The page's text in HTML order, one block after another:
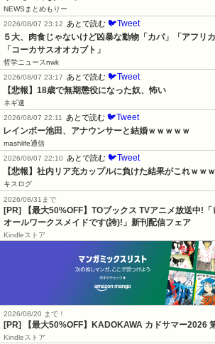
NEWSまとめもりー
2026/08/07 23:12
あとで読む 🐦Tweet
５大、肉食じゃないけど凶暴な動物「カバ」「アフリ
「コーカサスオオカブト」
哲学ニュースnwk
2026/08/07 23:17
あとで読む 🐦Tweet
【悲報】18歳で無期懲役になった奴、怖い
ネギ速
2026/08/07 22:11
あとで読む 🐦Tweet
レインボー池田、アナウンサーと結婚ｗｗｗｗｗ
mashlife通信
2026/08/07 22:10
あとで読む 🐦Tweet
【悲報】社内リア充カップルに負けた結果がこれｗｗ
キスログ
2026/08/31まで
[PR] 【最大50%OFF】TOブックス TVアニメ放送中!「
オールワークスメイドです(誇)!」新刊配信フェア
Kindleストア
2026/08/20 まで！
[PR] 【最大50%OFF】KADOKAWA カドサマー2026
Kindleストア